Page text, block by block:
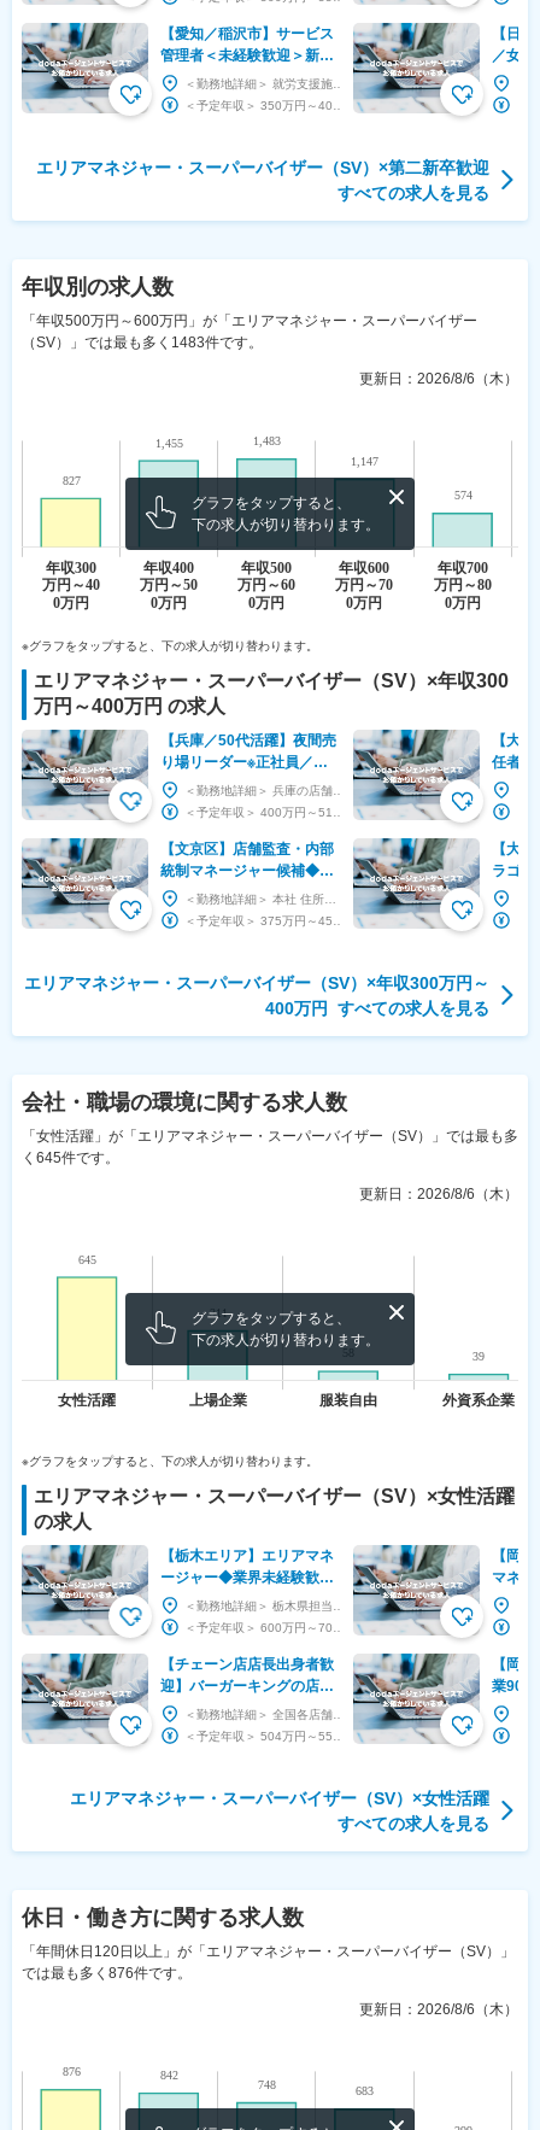
【愛知／稲沢市】サービス
管理者＜未経験歓迎＞新規
事業の立ち上げに携わる◎
残業無／転勤無／年休112
【日
／女
応援◎
ービス
エリアマネジャー・スーパーバイザー（SV） ×第二新卒歓迎
すべての求人を見る
年収別の求人数
「年収500万円～600万円」が「エリアマネジャー・スーパーバイザー
（SV）」では最も多く1483件です。
更新日： 2026/8/6（木）
グラフをタップすると、
下の求人が切り替わります。
※グラフをタップすると、下の求人が切り替わります。
エリアマネジャー・スーパーバイザー（SV） ×年収300
万円～400万円 の求人
【兵庫／50代活躍】夜間売
り場リーダー※正社員／残
業約10h・年休161日／長期
的にキャリアアップ◎
【文京区】店舗監査・内部
統制マネージャー候補◆同
人誌・イラスト・サブカル
チャー領域における業界大
【大
任者候
れ・
現場主
【大
ラゴン
フ＜
かして
エリアマネジャー・スーパーバイザー（SV）×年収300万円～
400万円
すべての求人を見る
会社・職場の環境に関する求人数
「女性活躍」が「エリアマネジャー・スーパーバイザー（SV）」では最も多
く645件です。
更新日： 2026/8/6（木）
グラフをタップすると、
下の求人が切り替わります。
※グラフをタップすると、下の求人が切り替わります。
エリアマネジャー・スーパーバイザー（SV） ×女性活躍
の求人
【栃木エリア】エリアマネ
ージャー◆業界未経験歓
迎！◇医療・介護施設◇複
数施設の運営管理・数値改
【チェーン店店長出身者歓
迎】バーガーキングの店長
候補※初任地考慮（全国転
勤）／SV候補／シニア活躍
【岡
マネ
上の安
1,500
【岡
業90
業員
厚生・
エリアマネジャー・スーパーバイザー（SV） ×女性活躍
すべての求人を見る
休日・働き方に関する求人数
「年間休日120日以上」が「エリアマネジャー・スーパーバイザー（SV）」
では最も多く876件です。
更新日： 2026/8/6（木）